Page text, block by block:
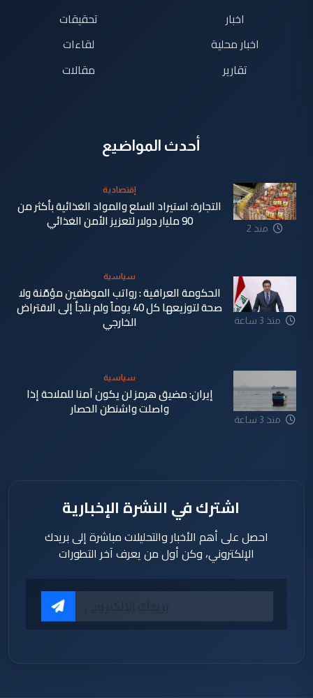
اخبار
اخبار محلية
تقارير
تحقيقات
لقاءات
مقالات
أحدث المواضيع
منذ 2
إقتصادية
التجارة: استيراد السلع والمواد الغذائية بأكثر من
90 مليار دولار لتعزيز الأمن الغذائي
منذ 3 ساعة
سياسية
الحكومة العراقية : رواتب الموظفين مؤمّنة ولا
صحة لتوزيعها كل 40 يوماً ولم نلجأ إلى الاقتراض
الخارجي
منذ 3 ساعة
سياسية
إيران: مضيق هرمز لن يكون آمنا للملاحة إذا
واصلت واشنطن الحصار
اشترك في النشرة الإخبارية
احصل على أهم الأخبار والتحليلات مباشرة إلى بريدك
الإلكتروني، وكن أول من يعرف آخر التطورات